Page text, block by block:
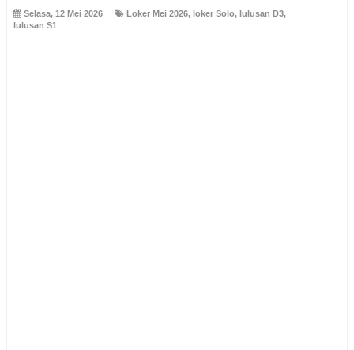
Selasa, 12 Mei 2026 Loker Mei 2026, loker Solo, lulusan D3,
lulusan S1